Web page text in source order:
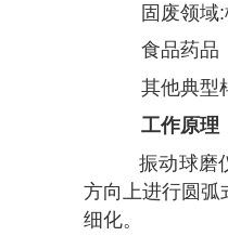
固废领域:
食品药品
其他典型
工作原理
振动球磨
方向上进行圆弧
细化。